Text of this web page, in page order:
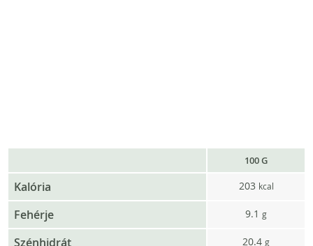
100 G
Kalória 203 kcal
Fehérje 9.1 g
Szénhidrát 20.4 g